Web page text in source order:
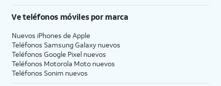
Ve teléfonos móviles por marca
Nuevos iPhones de Apple
Teléfonos Samsung Galaxy nuevos
Teléfonos Google Pixel nuevos
Teléfonos Motorola Moto nuevos
Teléfonos Sonim nuevos